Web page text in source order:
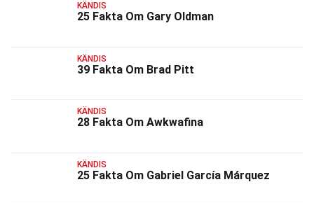
KÄNDIS
25 Fakta Om Gary Oldman
KÄNDIS
39 Fakta Om Brad Pitt
KÄNDIS
28 Fakta Om Awkwafina
KÄNDIS
25 Fakta Om Gabriel García Márquez